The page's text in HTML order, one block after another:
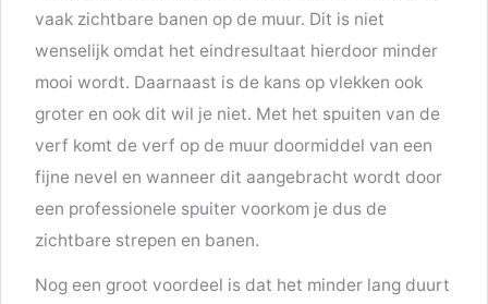
vaak zichtbare banen op de muur. Dit is niet
wenselijk omdat het eindresultaat hierdoor minder
mooi wordt. Daarnaast is de kans op vlekken ook
groter en ook dit wil je niet. Met het spuiten van de
verf komt de verf op de muur doormiddel van een
fijne nevel en wanneer dit aangebracht wordt door
een professionele spuiter voorkom je dus de
zichtbare strepen en banen.
Nog een groot voordeel is dat het minder lang duurt